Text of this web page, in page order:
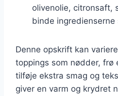
olivenolie, citronsaft,
binde ingredienserne
Denne opskrift kan
toppings som nødder, frø
tilføje ekstra smag og
giver en varm og krydret